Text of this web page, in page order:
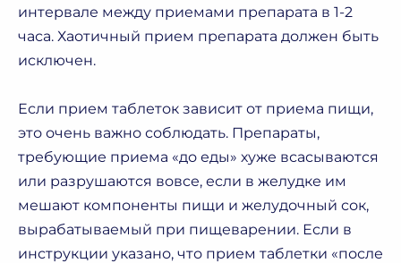
интервале между приемами препарата в 1-2
часа. Хаотичный прием препарата должен быть
исключен.
Если прием таблеток зависит от приема пищи,
это очень важно соблюдать. Препараты,
требующие приема «до еды» хуже всасываются
или разрушаются вовсе, если в желудке им
мешают компоненты пищи и желудочный сок,
вырабатываемый при пищеварении. Если в
инструкции указано, что прием таблетки «после